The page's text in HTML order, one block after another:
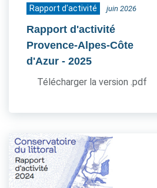
Rapport d'activité juin 2026
Rapport d'activité
Provence-Alpes-Côte
d'Azur - 2025
Télécharger la version .pdf